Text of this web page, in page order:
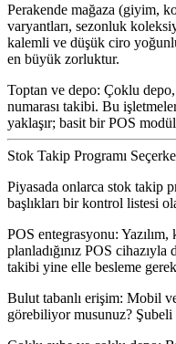
Perakende mağaza (giyim,
varyantları, sezonluk
kalemli ve düşük ciro
en büyük zorluktur.
Toptan ve depo: Çoklu depo,
numarası takibi. Bu
yaklaşır; basit bir POS
Stok Takip Programı
Piyasada onlarca stok takip
başlıkları bir kontrol listesi
POS entegrasyonu: Yazılım,
planladığınız POS
takibi yine elle besleme
Bulut tabanlı erişim: Mobil
görebiliyor musunuz? Şubeli